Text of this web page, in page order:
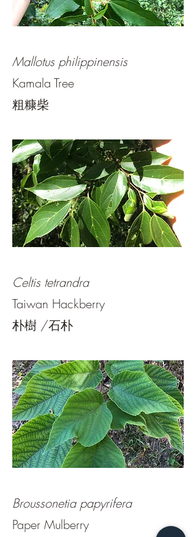
Mallotus philippinensis
Kamala Tree
粗糠柴
Celtis tetrandra
Taiwan Hackberry
朴樹 /石朴
Broussonetia papyrifera
Paper Mulberry